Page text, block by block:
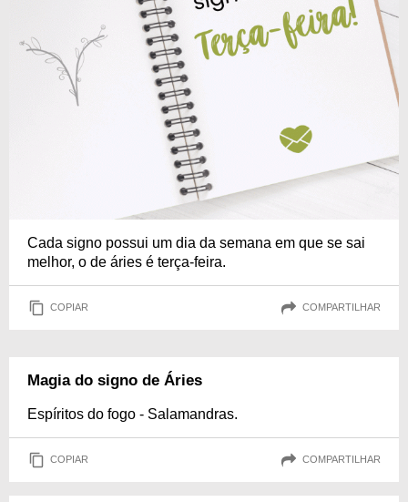
Cada signo possui um dia da semana em que se sai
melhor, o de áries é terça-feira.
COPIAR COMPARTILHAR
Magia do signo de Áries
Espíritos do fogo - Salamandras.
COPIAR COMPARTILHAR